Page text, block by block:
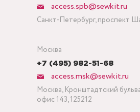
access.spb@sewkit.ru
Санкт-Петербург, проспект
Москва
+7 (495) 982-51-68
access.msk@sewkit.ru
Москва, Кронштадтский
офис 143, 125212